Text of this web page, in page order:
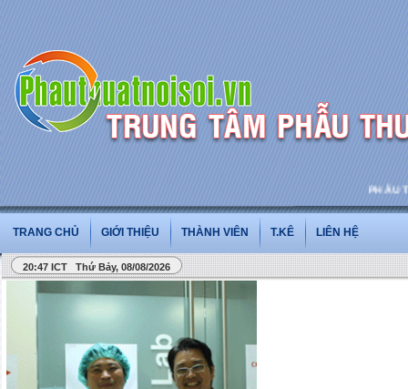
PHẪU
TRANG CHỦ GIỚI THIỆU THÀNH VIÊN T.KÊ LIÊN HỆ
20:47 ICT Thứ Bảy, 08/08/2026